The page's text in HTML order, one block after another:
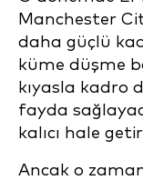
Manchester
daha güçlü
küme düşme
kıyasla kadro
fayda
kalıcı hale
Ancak o